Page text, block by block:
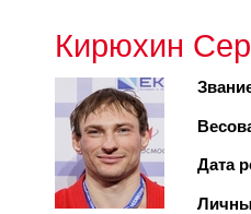
Кирюхин
Дата